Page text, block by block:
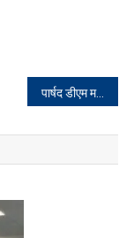
पार्षद डीएम महतो ने शिविर में परिसम्पति का किया वितरण